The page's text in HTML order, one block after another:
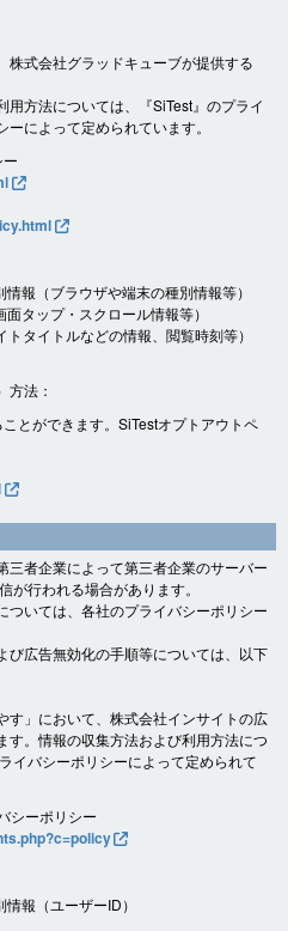
株式会社グラッドキューブが提供する
用方法については、『SiTest』のプライ
によって定められています。
報（ブラウザや端末の種別情報等）
タップ・スクロール情報等）
タイトルなどの情報、閲覧時刻等）
方法：
とができます。SiTestオプトアウトペ
三者企業によって第三者企業のサーバー
行われる場合があります。
ついては、各社のプライバシーポリシー
び広告無効化の手順等については、以下
す」において、株式会社インサイトの広
す。情報の収集方法および利用方法につ
イバシーポリシーによって定められて
シーポリシー
報（ユーザーID）